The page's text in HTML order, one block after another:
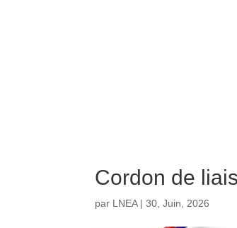
Cordon de
par LNEA|30, Juin, 2026